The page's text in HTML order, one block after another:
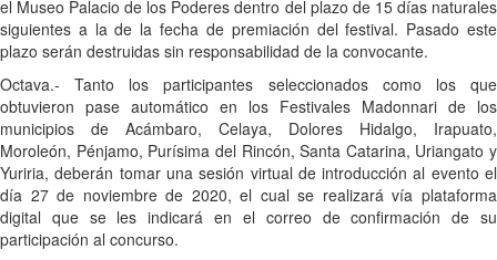
el Museo Palacio de los Poderes dentro del plazo de 15 días naturales
siguientes a la de la fecha de premiación del festival. Pasado este
plazo serán destruidas sin responsabilidad de la convocante.
Octava.- Tanto los participantes seleccionados como los que
obtuvieron pase automático en los Festivales Madonnari de los
municipios de Acámbaro, Celaya, Dolores Hidalgo, Irapuato,
Moroleón, Pénjamo, Purísima del Rincón, Santa Catarina, Uriangato y
Yuriria, deberán tomar una sesión virtual de introducción al evento el
día 27 de noviembre de 2020, el cual se realizará vía plataforma
digital que se les indicará en el correo de confirmación de su
participación al concurso.